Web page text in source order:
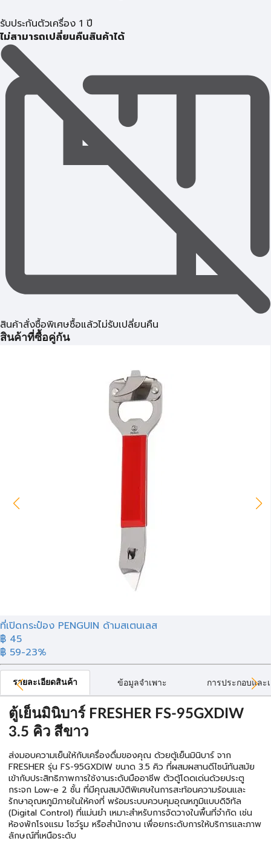
รับประกันตัวเครื่อง 1 ปี
ไม่สามารถเปลี่ยนคืนสินค้าได้
สินค้าสั่งซื้อพิเศษซื้อแล้วไม่รับเปลี่ยนคืน
สินค้าที่ซื้อคู่กัน
ที่เปิดกระป๋อง PENGUIN ด้ามสเตนเลส
฿ 45
฿ 59-23%
รายละเอียดสินค้า ข้อมูลจำเพาะ การประกอบและ
ตู้เย็นมินิบาร์ FRESHER FS-95GXDIW
3.5 คิว สีขาว
ส่งมอบความเย็นให้กับเครื่องดื่มของคุณ ด้วยตู้เย็นมินิบาร์ จาก
FRESHER รุ่น FS-95GXDIW ขนาด 3.5 คิว ที่ผสมผสานดีไซน์ทันสมัย
เข้ากับประสิทธิภาพการใช้งานระดับมืออาชีพ ตัวตู้โดดเด่นด้วยประตู
กระจก Low-e 2 ชั้น ที่มีคุณสมบัติพิเศษในการสะท้อนความร้อนและ
รักษาอุณหภูมิภายในให้คงที่ พร้อมระบบควบคุมอุณหภูมิแบบดิจิทัล
(Digital Control) ที่แม่นยำ เหมาะสำหรับการจัดวางในพื้นที่จำกัด เช่น
ห้องพักโรงแรม โชว์รูม หรือสำนักงาน เพื่อยกระดับการให้บริการและภาพ
ลักษณ์ที่เหนือระดับ